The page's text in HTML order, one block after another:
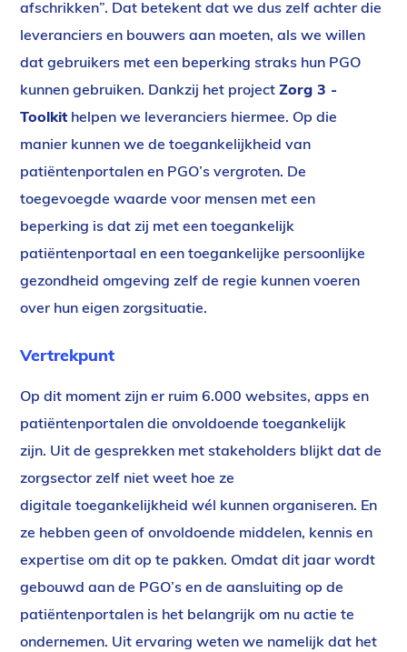
afschrikken”. Dat betekent dat we dus zelf achter die
leveranciers en bouwers aan moeten, als we willen
dat gebruikers met een beperking straks hun PGO
kunnen gebruiken. Dankzij het projectZorg 3 -
Toolkit helpen we leveranciers hiermee. Op die
manier kunnen we de toegankelijkheid van
patiëntenportalen en PGO’s vergroten. De
toegevoegde waarde voor mensen met een
beperking is dat zij met een toegankelijk
patiëntenportaal en een toegankelijke persoonlijke
gezondheid omgeving zelf de regie kunnen voeren
over hun eigen zorgsituatie.
Vertrekpunt
Op dit moment zijn er ruim 6.000 websites, apps en
patiëntenportalen die onvoldoende toegankelijk
zijn. Uit de gesprekken met stakeholders blijkt dat de
zorgsector zelf niet weet hoe ze
digitale toegankelijkheid wél kunnen organiseren. En
ze hebben geen of onvoldoende middelen, kennis en
expertise om dit op te pakken. Omdat dit jaar wordt
gebouwd aan de PGO’s en de aansluiting op de
patiëntenportalen is het belangrijk om nu actie te
ondernemen. Uit ervaring weten we namelijk dat het